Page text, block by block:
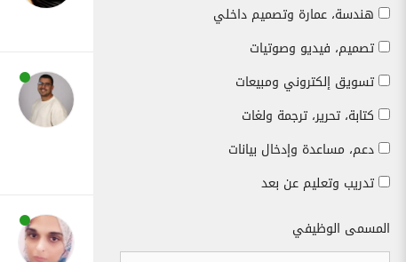
هندسة، عمارة وتصميم داخلي
تصميم، فيديو وصوتيات
تسويق إلكتروني ومبيعات
كتابة، تحرير، ترجمة ولغات
دعم، مساعدة وإدخال بيانات
تدريب وتعليم عن بعد
المسمى الوظيفي